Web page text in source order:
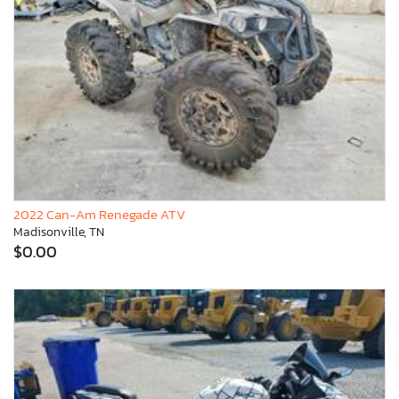
2022 Can-Am Renegade ATV
Madisonville, TN
$0.00